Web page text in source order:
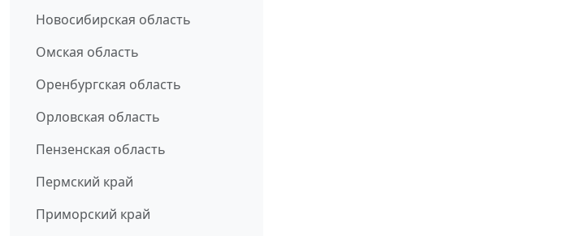
Новосибирская область
Омская область
Оренбургская область
Орловская область
Пензенская область
Пермский край
Приморский край